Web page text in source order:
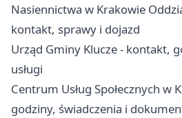
Nasiennictwa w Krakowie
kontakt, sprawy i dojazd
Urząd Gminy Klucze - kontakt,
usługi
Centrum Usług Społecznych w
godziny, świadczenia i